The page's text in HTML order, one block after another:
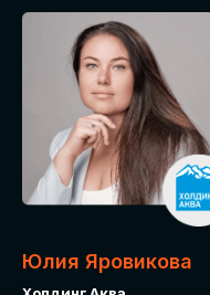
Юлия Яровикова